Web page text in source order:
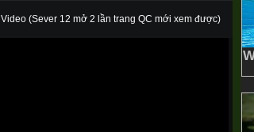
Video (Sever 12 mở 2 lần trang QC mới xem được)